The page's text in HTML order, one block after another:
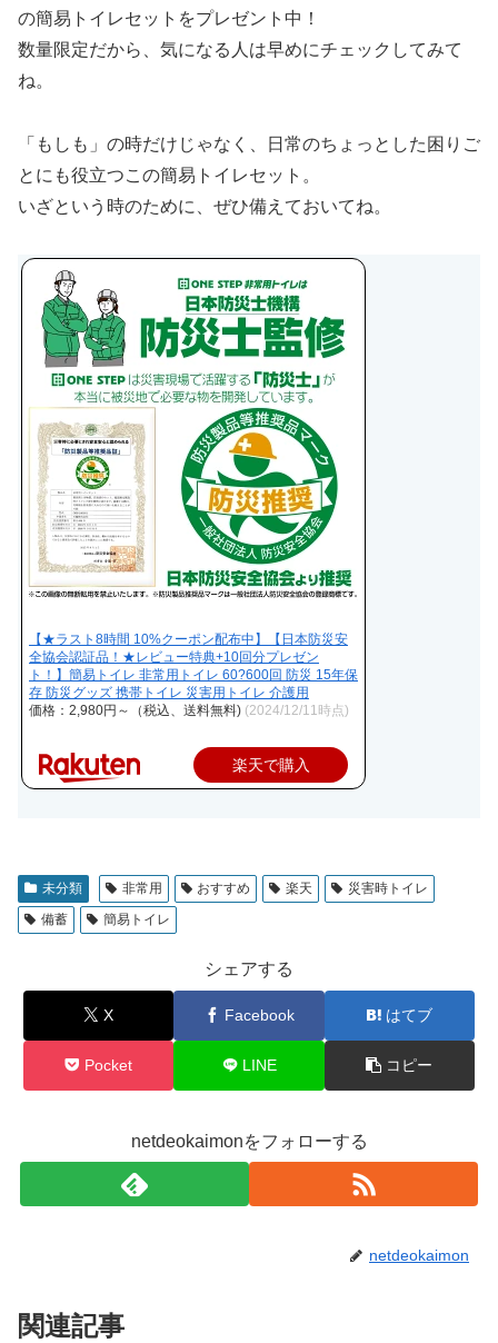
の簡易トイレセットをプレゼント中！
数量限定だから、気になる人は早めにチェックしてみて
ね。
「もしも」の時だけじゃなく、日常のちょっとした困りご
とにも役立つこの簡易トイレセット。
いざという時のために、ぜひ備えておいてね。
【★ラスト8時間 10%クーポン配布中】【日本防災安
全協会認証品！★レビュー特典+10回分プレゼン
ト！】簡易トイレ 非常用トイレ 60?600回 防災 15年保
存 防災グッズ 携帯トイレ 災害用トイレ 介護用
価格：2,980円～（税込、送料無料) (2024/12/11時点)
楽天で購入
未分類 非常用 おすすめ 楽天
災害時トイレ
備蓄
簡易トイレ
シェアする
X Facebook はてブ
Pocket LINE コピー
netdeokaimonをフォローする
netdeokaimon
関連記事